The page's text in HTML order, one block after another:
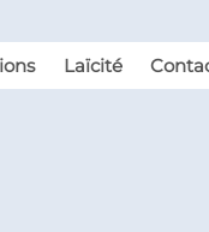
Laïcité